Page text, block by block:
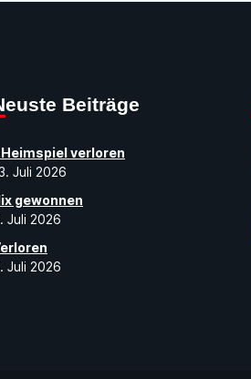
Neuste Beiträge
verloren
Juli 2026
gewonnen
Juli 2026
Juli 2026